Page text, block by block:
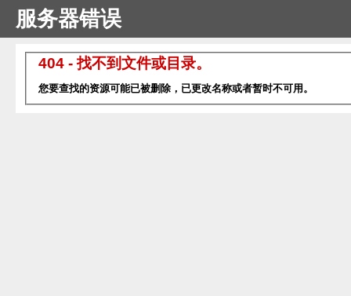
服务器错误
404 - 找不到文件或目录。
您要查找的资源可能已被删除，已更改名称或者暂时不可用。